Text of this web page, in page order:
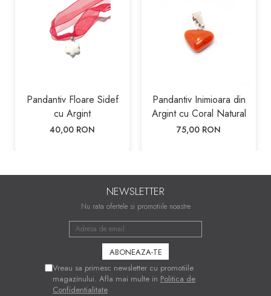
Pandantiv Floare Sidef
cu Argint
40,00 RON
Pandantiv Inimioara din
Argint cu Coral Natural
75,00 RON
NEWSLETTER
Nu rata ofertele si promotiile noastre
Vreau sa primesc newsletter cu promotiile
magazinului. Afla mai multe in Politica de
Confidentialitate